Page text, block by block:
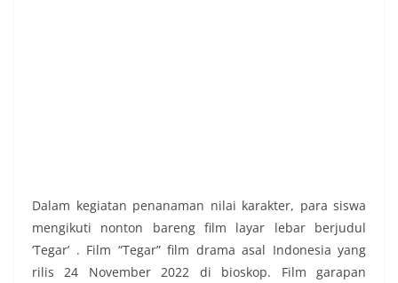
Dalam kegiatan penanaman nilai karakter, para siswa
mengikuti nonton bareng film layar lebar berjudul
‘Tegar’ . Film “Tegar” film drama asal Indonesia yang
rilis 24 November 2022 di bioskop. Film garapan